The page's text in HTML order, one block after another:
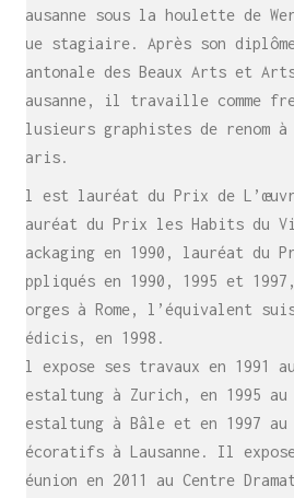
Lausanne sous la houlette de
que stagiaire. Après son
cantonale des Beaux Arts et
Lausanne, il travaille comme
plusieurs graphistes de renom
Paris.
Il est lauréat du Prix de
lauréat du Prix les Habits du
packaging en 1990, lauréat du
appliqués en 1990, 1995 et
Borges à Rome, l’équivalent
Médicis, en 1998.
Il expose ses travaux en 1991
Gestaltung à Zurich, en 1995 au
Gestaltung à Bâle et en 1997 au
décoratifs à Lausanne. Il
Réunion en 2011 au Centre